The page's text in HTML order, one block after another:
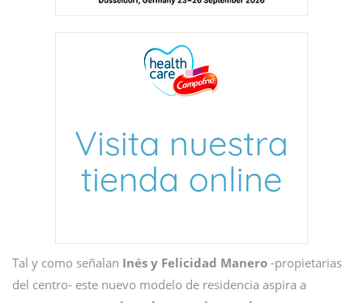
Tal y como señalan Inés y Felicidad Manero -propietarias
del centro- este nuevo modelo de residencia aspira a